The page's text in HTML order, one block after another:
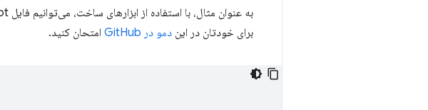
برای خودتان در این دمو در GitHub امتحان کنید.